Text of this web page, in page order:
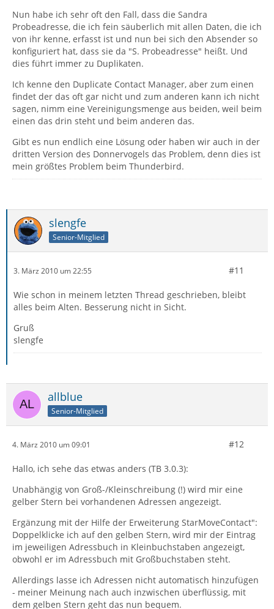
Nun habe ich sehr oft den Fall, dass die Sandra
Probeadresse, die ich fein säuberlich mit allen Daten, die ich
von ihr kenne, erfasst ist und nun bei sich den Absender so
konfiguriert hat, dass sie da "S. Probeadresse" heißt. Und
dies führt immer zu Duplikaten.
Ich kenne den Duplicate Contact Manager, aber zum einen
findet der das oft gar nicht und zum anderen kann ich nicht
sagen, nimm eine Vereinigungsmenge aus beiden, weil beim
einen das drin steht und beim anderen das.
Gibt es nun endlich eine Lösung oder haben wir auch in der
dritten Version des Donnervogels das Problem, denn dies ist
mein größtes Problem beim Thunderbird.
slengfe
Senior-Mitglied
3. März 2010 um 22:55 #11
Wie schon in meinem letzten Thread geschrieben, bleibt
alles beim Alten. Besserung nicht in Sicht.
Gruß
slengfe
allblue
Senior-Mitglied
4. März 2010 um 09:01 #12
Hallo, ich sehe das etwas anders (TB 3.0.3):
Unabhängig von Groß-/Kleinschreibung (!) wird mir eine
gelber Stern bei vorhandenen Adressen angezeigt.
Ergänzung mit der Hilfe der Erweiterung StarMoveContact":
Doppelklicke ich auf den gelben Stern, wird mir der Eintrag
im jeweiligen Adressbuch in Kleinbuchstaben angezeigt,
obwohl er im Adressbuch mit Großbuchstaben steht.
Allerdings lasse ich Adressen nicht automatisch hinzufügen
- meiner Meinung nach auch inzwischen überflüssig, mit
dem gelben Stern geht das nun bequem.